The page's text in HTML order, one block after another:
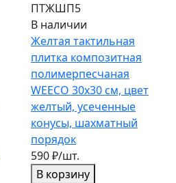
ПТЖШП5
В наличии
Желтая тактильная
плитка композитная
полимерпесчаная
WEECO 30х30 см, цвет
желтый, усеченные
конусы, шахматный
порядок
590 ₽/шт.
В корзину